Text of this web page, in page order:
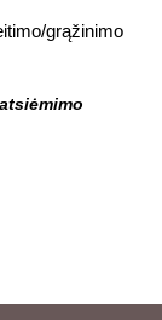
grąžinimo